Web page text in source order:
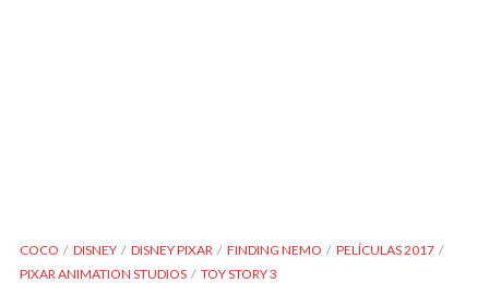
COCO DISNEY DISNEY PIXAR FINDING NEMO
PELÍCULAS 2017
PIXAR ANIMATION STUDIOS
TOY STORY 3